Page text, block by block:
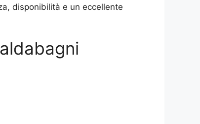
disponibilità e un eccellente